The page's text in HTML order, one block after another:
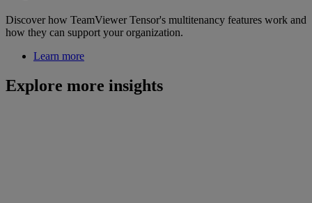
Discover how TeamViewer Tensor's multitenancy features work and
how they can support your organization.
Learn more
Explore more insights